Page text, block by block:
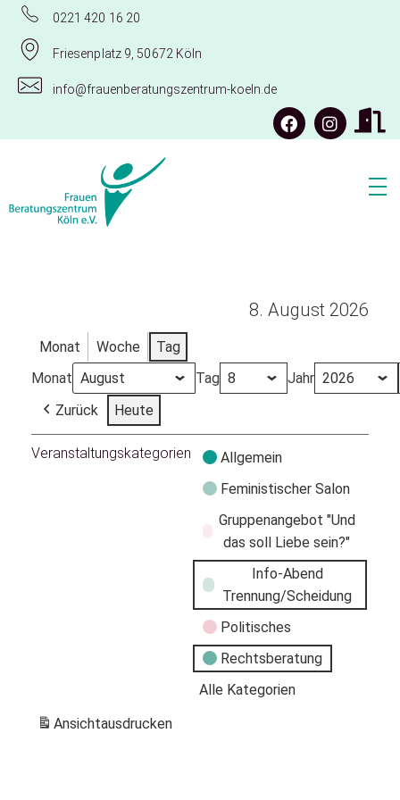
0221 420 16 20
Friesenplatz 9, 50672 Köln
info@frauenberatungszentrum-koeln.de
8. August 2026
Monat Woche
Tag
Monat
Tag
Jahr
Zurück
Heute
Veranstaltungskategorien
Allgemein
Feministischer Salon
Gruppenangebot "Und
das soll Liebe sein?"
Info-Abend
Trennung/Scheidung
Politisches
Rechtsberatung
Alle Kategorien
Ansichtausdrucken